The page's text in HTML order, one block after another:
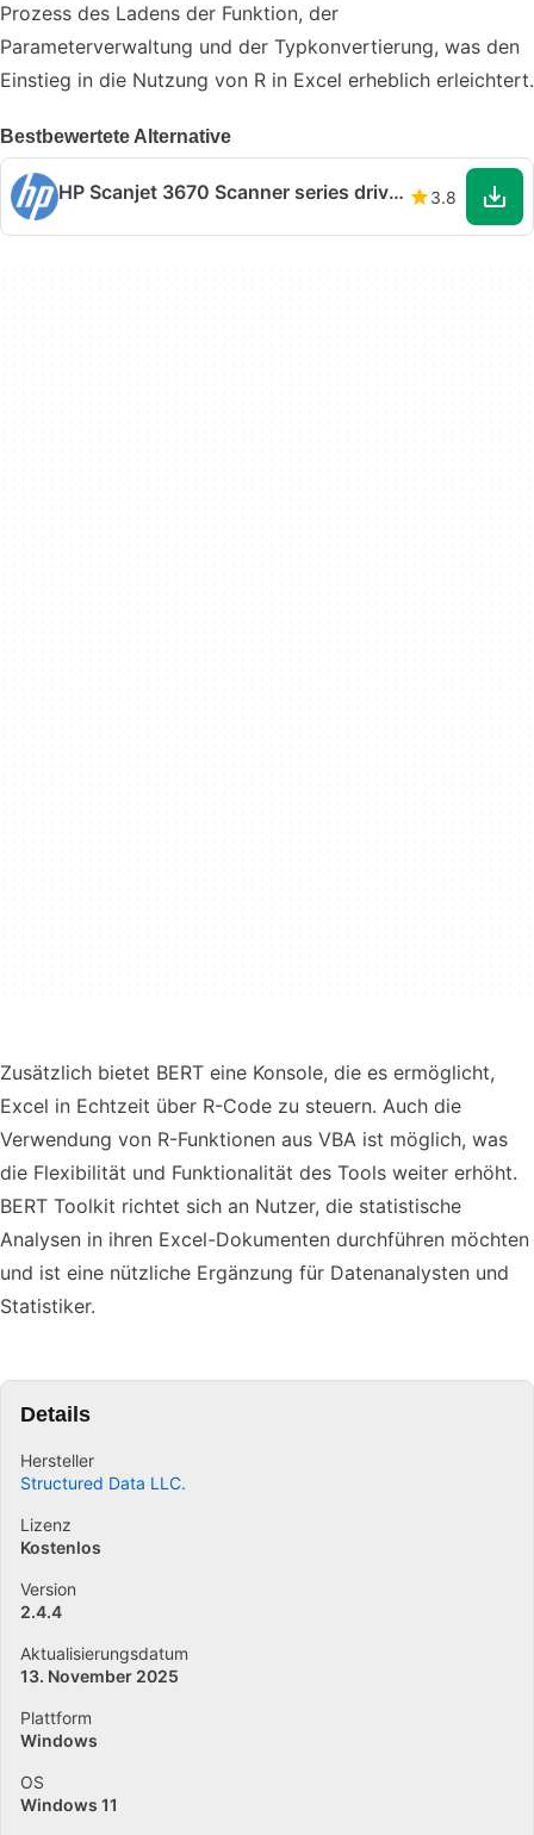
Prozess des Ladens der Funktion, der
Parameterverwaltung und der Typkonvertierung, was den
Einstieg in die Nutzung von R in Excel erheblich erleichtert.
Bestbewertete Alternative
HP Scanjet 3670 Scanner series drivers 3.8
Zusätzlich bietet BERT eine Konsole, die es ermöglicht,
Excel in Echtzeit über R-Code zu steuern. Auch die
Verwendung von R-Funktionen aus VBA ist möglich, was
die Flexibilität und Funktionalität des Tools weiter erhöht.
BERT Toolkit richtet sich an Nutzer, die statistische
Analysen in ihren Excel-Dokumenten durchführen möchten
und ist eine nützliche Ergänzung für Datenanalysten und
Statistiker.
Details
Hersteller
Structured Data LLC.
Lizenz
Kostenlos
Version
2.4.4
Aktualisierungsdatum
13. November 2025
Plattform
Windows
OS
Windows 11